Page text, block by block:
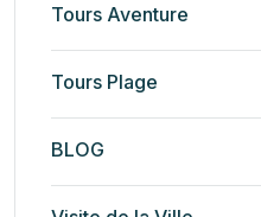
Tours Aventure
Tours Plage
BLOG